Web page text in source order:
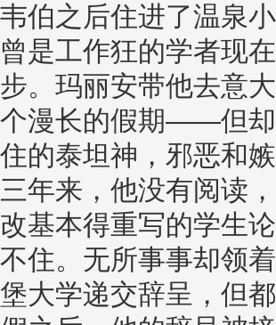
韦伯之后住进了温泉
曾是工作狂的学者现
步。玛丽安带他去意
个漫长的假期——但却
住的泰坦神，邪恶和
三年来，他没有阅读
改基本得重写的学生
不住。无所事事却领
堡大学递交辞呈，但